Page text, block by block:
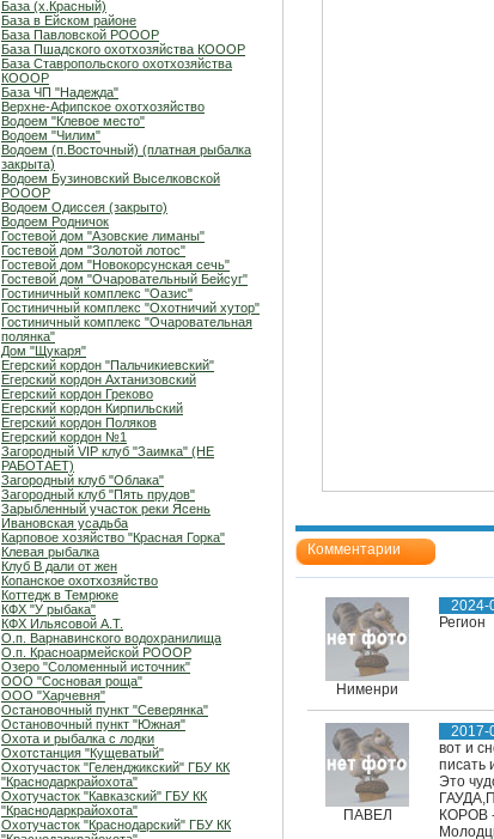
База (х.Красный)
База в Ейском районе
База Павловской РОООР
База Пшадского охотхозяйства КОООР
База Ставропольского охотхозяйства
КОООР
База ЧП "Надежда"
Верхне-Афипское охотхозяйство
Водоем "Клевое место"
Водоем "Чилим"
Водоем (п.Восточный) (платная рыбалка
закрыта)
Водоем Бузиновский Выселковской
РОООР
Водоем Одиссея (закрыто)
Водоем Родничок
Гостевой дом "Азовские лиманы"
Гостевой дом "Золотой лотос"
Гостевой дом "Новокорсунская сечь"
Гостевой дом "Очаровательный Бейсуг"
Гостиничный комплекс "Оазис"
Гостиничный комплекс "Охотничий хутор"
Гостиничный комплекс "Очаровательная
полянка"
Дом "Щукаря"
Егерский кордон "Пальчикиевский"
Егерский кордон Ахтанизовский
Егерский кордон Греково
Егерский кордон Кирпильский
Егерский кордон Поляков
Егерский кордон №1
Загородный VIP клуб "Заимка" (НЕ
РАБОТАЕТ)
Загородный клуб "Облака"
Загородный клуб "Пять прудов"
Зарыбленный участок реки Ясень
Ивановская усадьба
Карповое хозяйство "Красная Горка"
Клевая рыбалка
Клуб В дали от жен
Копанское охотхозяйство
Коттедж в Темрюке
КФХ "У рыбака"
КФХ Ильясовой А.Т.
О.п. Варнавинского водохранилища
О.п. Красноармейской РОООР
Озеро "Соломенный источник"
ООО "Сосновая роща"
ООО "Харчевня"
Остановочный пункт "Северянка"
Остановочный пункт "Южная"
Охота и рыбалка с лодки
Охотстанция "Кущеватый"
Охотучасток "Геленджикский" ГБУ КК
"Краснодаркрайохота"
Охотучасток "Кавказский" ГБУ КК
"Краснодаркрайохота"
Охотучасток "Краснодарский" ГБУ КК
Комментарии
Нименри
2024-
Регион
ПАВЕЛ
2017-
вот и
писать
Это
КОРОВ